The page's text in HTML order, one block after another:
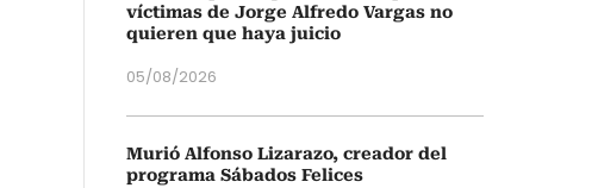
víctimas de Jorge Alfredo Vargas no
quieren que haya juicio
05/08/2026
Murió Alfonso Lizarazo, creador del
programa Sábados Felices